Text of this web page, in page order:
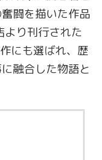
闘を描いた作品
り刊行された
にも選ばれ、歴
融合した物語と